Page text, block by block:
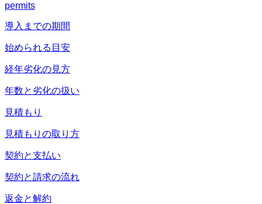
permits
導入までの期間
始められる目安
経年劣化の見方
年数と劣化の扱い
見積もり
見積もりの取り方
契約と支払い
契約と請求の流れ
返金と解約